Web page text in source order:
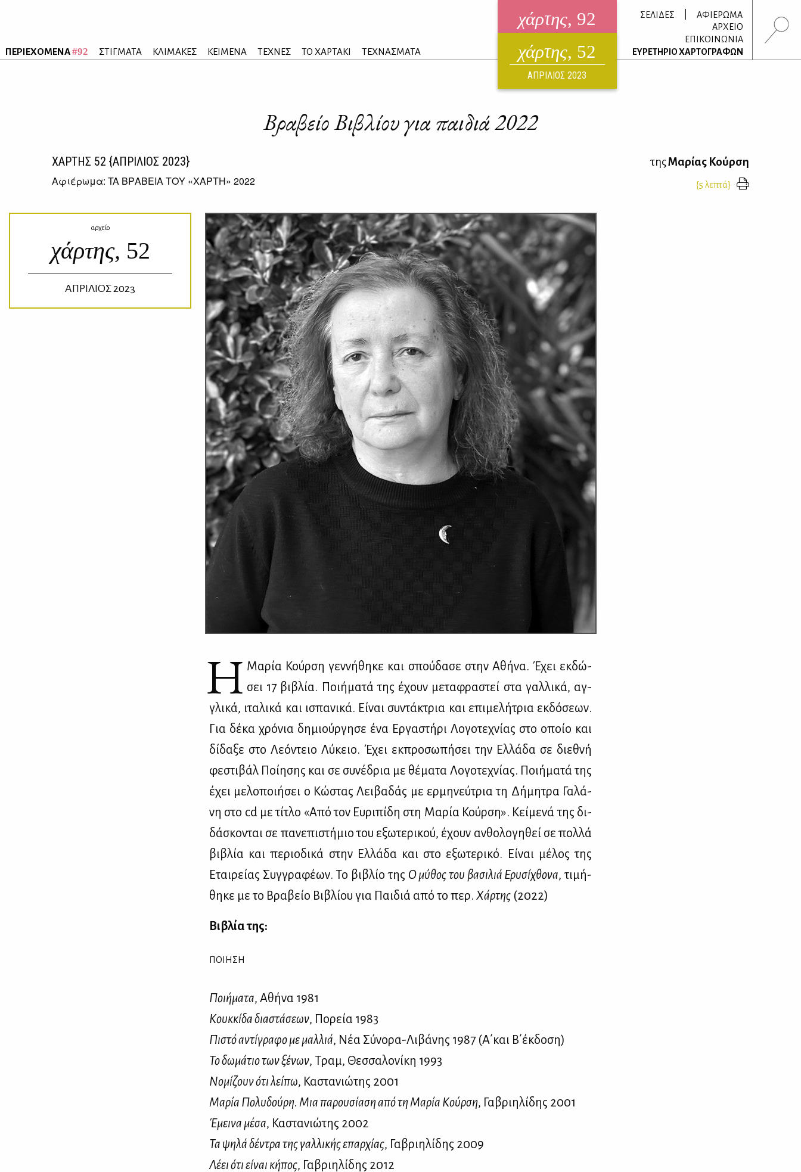
ΠΕΡΙΕΧΟΜΕΝΑ#92 ΣΤΙΓΜΑΤΑ ΚΛΙΜΑΚΕΣ ΚΕΙΜΕΝΑ ΤΕΧΝΕΣ ΤΟ ΧΑΡΤΑΚΙ ΤΕΧΝΑΣΜΑΤΑ
χάρτης, 92
ηλεκτρονικό περιοδικό
ΑΥΓΟΥΣΤΟΣ 2026
χάρτης, 52
ΑΠΡΙΛΙΟΣ 2023
ΣΕΛΙΔΕΣ
ΑΦΙΕΡΩΜΑ
ΑΡΧΕΙΟ
ΕΠΙΚΟΙΝΩΝΙΑ
ΕΥΡΕΤΗΡΙΟ ΧΑΡΤΟΓΡΑΦΩΝ
Βραβείο Βιβλίου για παιδιά 2022
ΧΑΡΤΗΣ 52 {ΑΠΡΙΛΙΟΣ 2023}
Αφιέρωμα: TA BΡΑΒΕΙΑ ΤΟΥ «ΧΑΡΤΗ» 2022
τηςΜαρίας Κούρση
{5 λεπτά}
αρχείο
χάρτης, 52
ΑΠΡΙΛΙΟΣ 2023
Η Μα­ρία Κούρ­ση γεν­νή­θη­κε και σπού­δα­σε στην Αθή­να. Έχει εκ­δώ­
σει 17 βι­βλία. Ποι­ή­μα­τά της έχουν με­τα­φρα­στεί στα γαλ­λι­κά, αγ­
γλι­κά, ιτα­λι­κά και ισπα­νι­κά. Εί­ναι συ­ντά­κτρια και επι­με­λή­τρια εκ­δό­σε­ων.
Για δέ­κα χρό­νια δη­μιούρ­γη­σε ένα Ερ­γα­στή­ρι Λο­γο­τε­χνί­ας στο οποίο και
δί­δα­ξε στο Λε­ό­ντειο Λύ­κειο. Έχει εκ­προ­σω­πή­σει την Ελ­λά­δα σε διε­θνή
φε­στι­βάλ Ποί­η­σης και σε συ­νέ­δρια με θέ­μα­τα Λο­γο­τε­χνί­ας. Ποι­ή­μα­τά της
έχει με­λο­ποι­ή­σει ο Κώ­στας Λει­βα­δάς με ερ­μη­νεύ­τρια τη Δή­μη­τρα Γα­λά­
νη στο cd με τί­τλο «Από τον Ευ­ρι­πί­δη στη Μα­ρία Κούρ­ση». Κεί­με­νά της δι­
δά­σκο­νται σε πα­νε­πι­στή­μιο του εξω­τε­ρι­κού, έχουν αν­θο­λο­γη­θεί σε πολ­λά
βι­βλία και πε­ριο­δι­κά στην Ελ­λά­δα και στο εξω­τε­ρι­κό. Εί­ναι μέ­λος της
Εται­ρεί­ας Συγ­γρα­φέ­ων. Το βι­βλίο της Ο μύ­θος του βα­σι­λιά Ερυ­σί­χθο­να, τι­μή­
θη­κε με το Βρα­βείο Βι­βλί­ου για Παι­διά από το περ. Χάρ­της (2022)
Βι­βλία της:
ΠΟΙΗΣΗ
Ποι­ή­μα­τα, Αθή­να 1981
Κουκ­κί­δα δια­στά­σε­ων, Πο­ρεία 1983
Πι­στό αντί­γρα­φο με μαλ­λιά, Νέα Σύ­νο­ρα-Λι­βά­νης 1987 (Α΄και Β΄έκ­δο­ση)
Το δω­μά­τιο των ξέ­νων, Τραμ, Θεσ­σα­λο­νί­κη 1993
Νο­μί­ζουν ότι λεί­πω, Κα­στα­νιώ­της 2001
Μα­ρία Πο­λυ­δού­ρη. Μια πα­ρου­σί­α­ση από τη Μα­ρία Κούρ­ση, Γα­βρι­η­λί­δης 2001
Έμει­να μέ­σα, Κα­στα­νιώ­της 2002
Τα ψη­λά δέ­ντρα της γαλ­λι­κής επαρ­χί­ας, Γα­βρι­η­λί­δης 2009
Λέ­ει ότι εί­ναι κή­πος, Γα­βρι­η­λί­δης 2012